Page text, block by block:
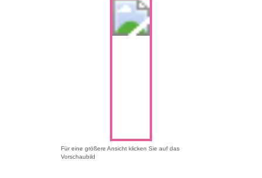
Für eine größere Ansicht klicken Sie auf das
Vorschaubild